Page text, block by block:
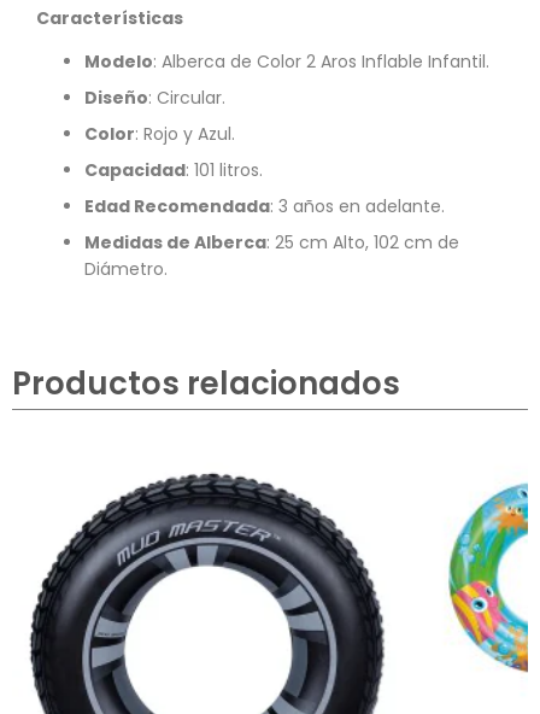
Características
Modelo: Alberca de Color 2 Aros Inflable Infantil.
Diseño: Circular.
Color: Rojo y Azul.
Capacidad: 101 litros.
Edad Recomendada: 3 años en adelante.
Medidas de Alberca: 25 cm Alto, 102 cm de
Diámetro.
Productos relacionados